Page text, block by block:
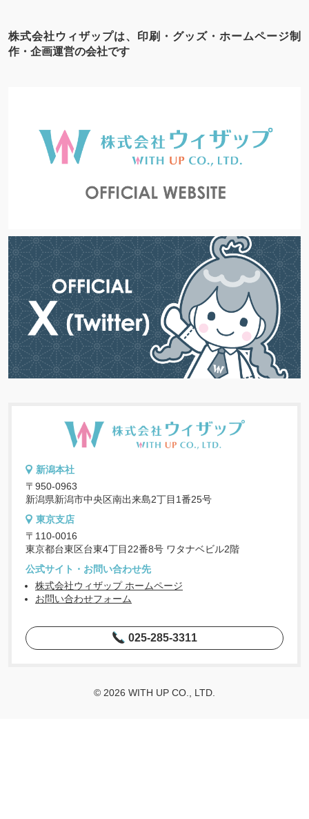
株式会社ウィザップは、印刷・グッズ・ホームページ制
作・企画運営の会社です
新潟本社
〒950-0963
新潟県新潟市中央区南出来島2丁目1番25号
東京支店
〒110-0016
東京都台東区台東4丁目22番8号 ワタナベビル2階
公式サイト・お問い合わせ先
株式会社ウィザップ ホームページ
お問い合わせフォーム
025-285-3311
© 2026 WITH UP CO., LTD.